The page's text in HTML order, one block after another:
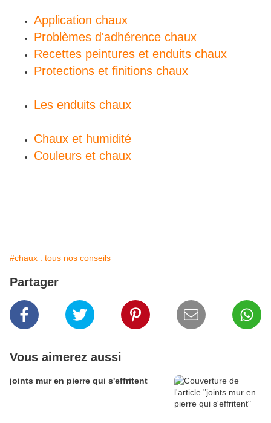
Application chaux
Problèmes d'adhérence chaux
Recettes peintures et enduits chaux
Protections et finitions chaux
Les enduits chaux
Chaux et humidité
Couleurs et chaux
#chaux : tous nos conseils
Partager
Vous aimerez aussi
joints mur en pierre qui s'effritent